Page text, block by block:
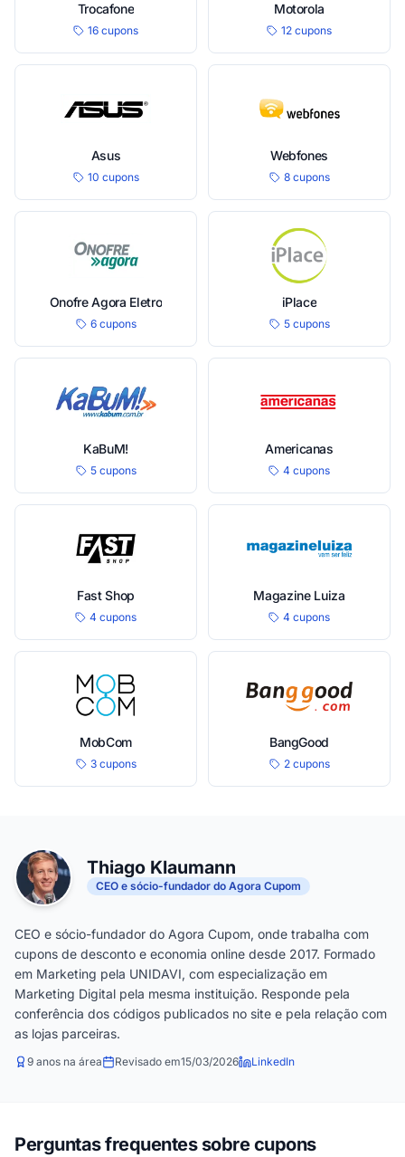
Trocafone
16 cupons
Motorola
12 cupons
Asus
10 cupons
Webfones
8 cupons
Onofre Agora Eletro
6 cupons
iPlace
5 cupons
KaBuM!
5 cupons
Americanas
4 cupons
Fast Shop
4 cupons
Magazine Luiza
4 cupons
MobCom
3 cupons
BangGood
2 cupons
Thiago Klaumann
CEO e sócio-fundador do Agora Cupom
CEO e sócio-fundador do Agora Cupom, onde trabalha com
cupons de desconto e economia online desde 2017. Formado
em Marketing pela UNIDAVI, com especialização em
Marketing Digital pela mesma instituição. Responde pela
conferência dos códigos publicados no site e pela relação com
as lojas parceiras.
9 anos na área Revisado em15/03/2026 LinkedIn
Perguntas frequentes sobre cupons